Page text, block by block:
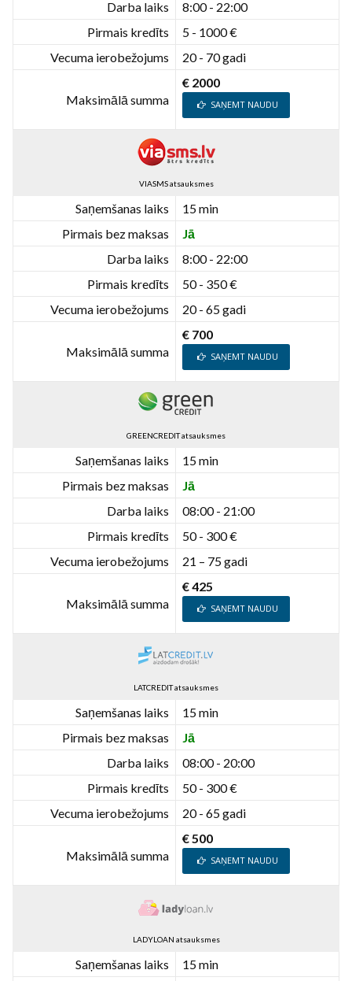
Darba laiks
8:00 - 22:00
Pirmais kredīts
5 - 1000 €
Vecuma ierobežojums
20 - 70 gadi
Maksimālā summa
€ 2000
SAŅEMT NAUDU
VIASMS atsauksmes
Saņemšanas laiks
15 min
Pirmais bez maksas
Jā
Darba laiks
8:00 - 22:00
Pirmais kredīts
50 - 350 €
Vecuma ierobežojums
20 - 65 gadi
Maksimālā summa
€ 700
SAŅEMT NAUDU
GREENCREDIT atsauksmes
Saņemšanas laiks
15 min
Pirmais bez maksas
Jā
Darba laiks
08:00 - 21:00
Pirmais kredīts
50 - 300 €
Vecuma ierobežojums
21 – 75 gadi
Maksimālā summa
€ 425
SAŅEMT NAUDU
LATCREDIT atsauksmes
Saņemšanas laiks
15 min
Pirmais bez maksas
Jā
Darba laiks
08:00 - 20:00
Pirmais kredīts
50 - 300 €
Vecuma ierobežojums
20 - 65 gadi
Maksimālā summa
€ 500
SAŅEMT NAUDU
LADYLOAN atsauksmes
Saņemšanas laiks
15 min